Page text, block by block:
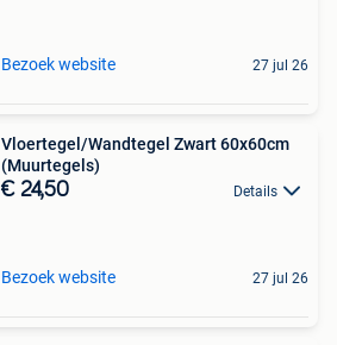
Bezoek website 27 jul 26
Vloertegel/Wandtegel Zwart 60x60cm
(Muurtegels)
€ 24,50 Details
Bezoek website 27 jul 26